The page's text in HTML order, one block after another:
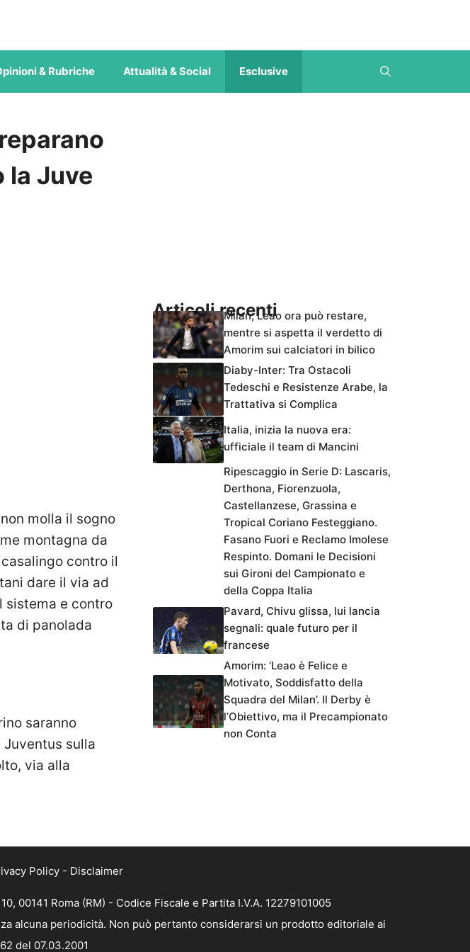
& Rubriche Attualità & Social Esclusive
la Juve
non molla il sogno
montagna da
contro il
dare il via ad
sistema e contro
di panolada
saranno
sulla
via alla
Articoli recentiMilan, Leao ora può restare,
mentre si aspetta il verdetto di
Amorim sui calciatori in bilico
Diaby-Inter: Tra Ostacoli
Tedeschi e Resistenze Arabe, la
Trattativa si Complica
Italia, inizia la nuova era:
ufficiale il team di Mancini
Ripescaggio in Serie D: Lascaris,
Derthona, Fiorenzuola,
Castellanzese, Grassina e
Tropical Coriano Festeggiano.
Fasano Fuori e Reclamo Imolese
Respinto. Domani le Decisioni
sui Gironi del Campionato e
della Coppa Italia
Pavard, Chivu glissa, lui lancia
segnali: quale futuro per il
francese
Amorim: ‘Leao è Felice e
Motivato, Soddisfatto della
Squadra del Milan’. Il Derby è
l’Obiettivo, ma il Precampionato
non Conta
Policy - Disclaimer
00141 Roma (RM) - Codice Fiscale e Partita I.V.A. 12279101005
alcuna periodicità. Non può pertanto considerarsi un prodotto editoriale ai
del 07.03.2001